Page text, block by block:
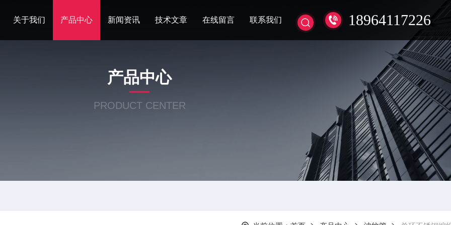
18964117226
关于我们 产品中心 新闻资讯 技术文章 在线留言 联系我们
产品中心
PRODUCT CENTER